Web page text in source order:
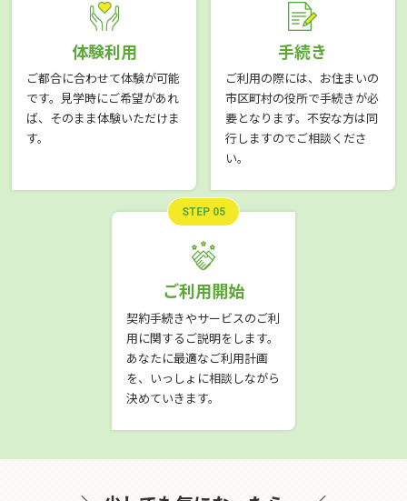
体験利用
ご都合に合わせて体験が可能
です。見学時にご希望があれ
ば、そのまま体験いただけま
す。
手続き
ご利用の際には、お住まいの
市区町村の役所で手続きが必
要となります。不安な方は同
行しますのでご相談くださ
い。
STEP 05
ご利用開始
契約手続きやサービスのご利
用に関するご説明をします。
あなたに最適なご利用計画
を、いっしょに相談しながら
決めていきます。